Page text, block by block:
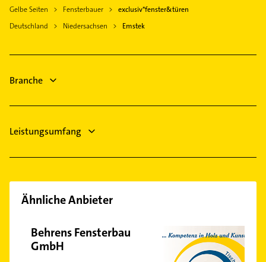
Immobilienmakler
Maler
Krankengymnastik
Gelbe Seiten Fensterbauer
exclusiv*fenster&türen
Deutschland
Niedersachsen Emstek
Branche
Leistungsumfang
Ähnliche Anbieter
Behrens Fensterbau
GmbH